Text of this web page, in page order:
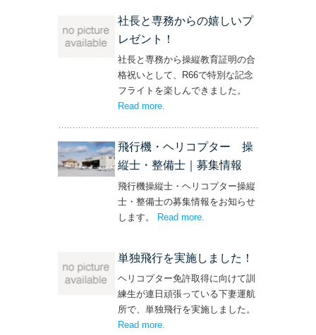
社長と専務からの嬉しいプ
レゼント！
社長と専務から操縦教育証明の合
格祝いとして、R66で特別な記念
フライトを楽しんできました。
Read more– ‘社長と専務からの嬉しいプレゼン
.
飛行機・ヘリコプター 操
縦士・整備士｜募集情報
飛行機操縦士・ヘリコプター操縦
士・整備士の募集情報をお知らせ
します。
Read more
単独飛行を実施しました！
ヘリコプター免許取得に向けて訓
練生が連日頑張っている下妻運航
所で、単独飛行を実施しました。
Read more– ‘単独飛行を実施しました！’
.